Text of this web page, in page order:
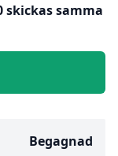
skickas samma
Begagnad